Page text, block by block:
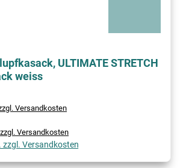
ULTIMATE STRETCH
weiss
Versandkosten
Versandkosten
zzgl. Versandkosten